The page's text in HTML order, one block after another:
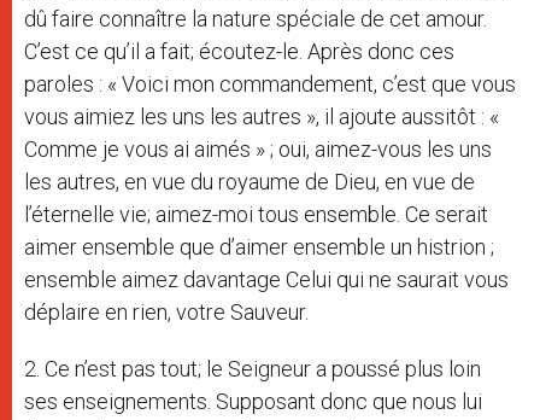
dû faire connaître la nature spéciale de cet amour.
C’est ce qu’il a fait; écoutez-le. Après donc ces
paroles : « Voici mon commandement, c’est que vous
vous aimiez les uns les autres », il ajoute aussitôt : «
Comme je vous ai aimés » ; oui, aimez-vous les uns
les autres, en vue du royaume de Dieu, en vue de
l’éternelle vie; aimez-moi tous ensemble. Ce serait
aimer ensemble que d’aimer ensemble un histrion ;
ensemble aimez davantage Celui qui ne saurait vous
déplaire en rien, votre Sauveur.
2. Ce n’est pas tout; le Seigneur a poussé plus loin
ses enseignements. Supposant donc que nous lui